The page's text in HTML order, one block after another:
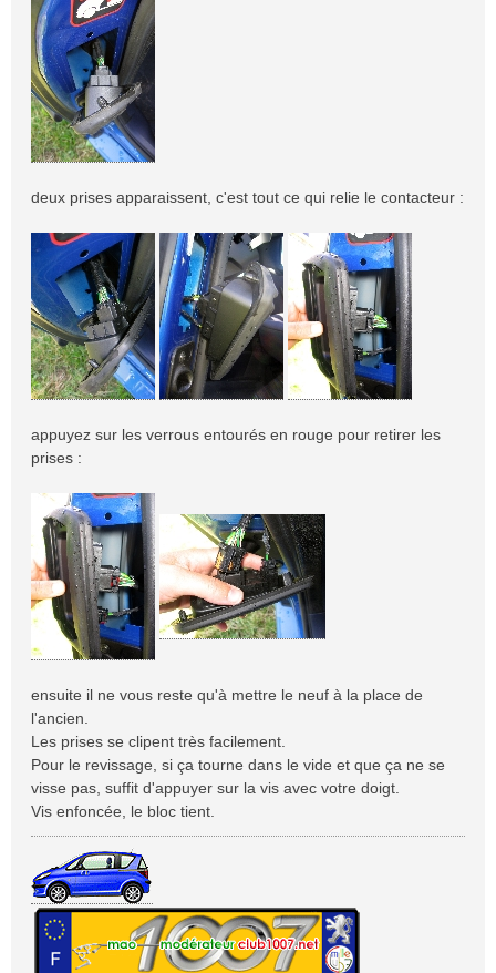
deux prises apparaissent, c'est tout ce qui relie le contacteur :
appuyez sur les verrous entourés en rouge pour retirer les
prises :
ensuite il ne vous reste qu'à mettre le neuf à la place de
l'ancien.
Les prises se clipent très facilement.
Pour le revissage, si ça tourne dans le vide et que ça ne se
visse pas, suffit d'appuyer sur la vis avec votre doigt.
Vis enfoncée, le bloc tient.